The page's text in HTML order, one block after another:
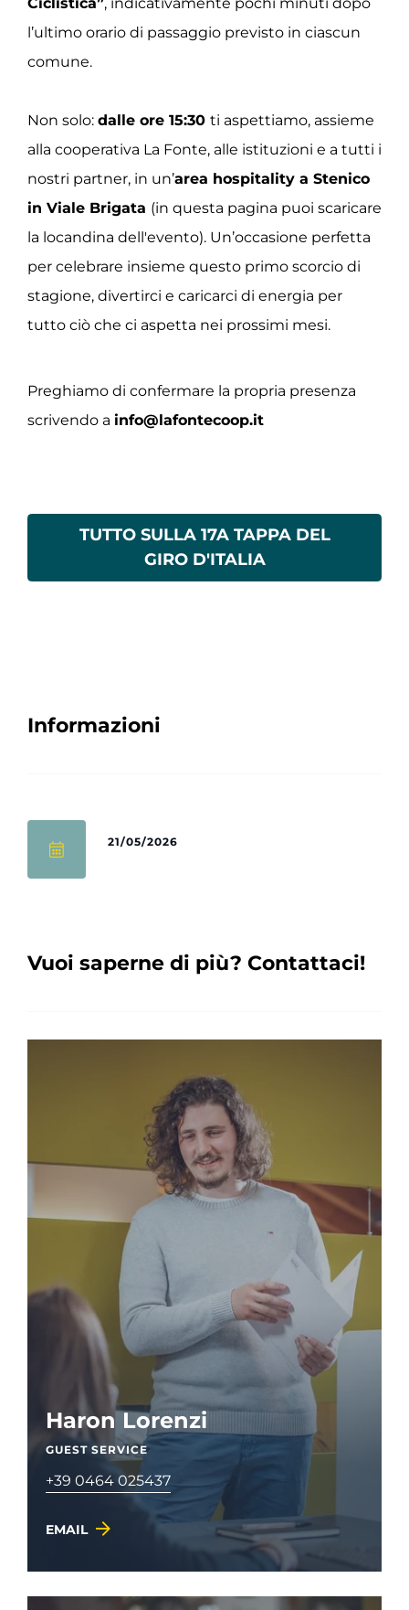
l’ultimo orario di passaggio previsto in ciascun
comune.
Non solo: dalle ore 15:30 ti aspettiamo, assieme
alla cooperativa La Fonte, alle istituzioni e a tutti i
nostri partner, in un’area hospitality a Stenico
in Viale Brigata (in questa pagina puoi scaricare
la locandina dell'evento). Un’occasione perfetta
per celebrare insieme questo primo scorcio di
stagione, divertirci e caricarci di energia per
tutto ciò che ci aspetta nei prossimi mesi.
Preghiamo di confermare la propria presenza
scrivendo a info@lafontecoop.it
TUTTO SULLA 17A TAPPA DEL
GIRO D'ITALIA
Informazioni
21/05/2026
Vuoi saperne di più? Contattaci!
Haron Lorenzi
GUEST SERVICE
+39 0464 025437
EMAIL